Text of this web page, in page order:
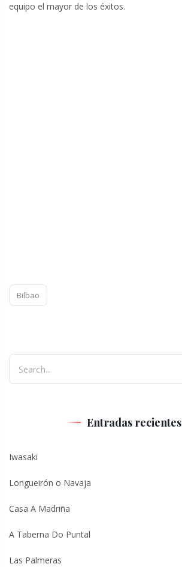
equipo el mayor de los éxitos.
Bilbao
Entradas recientes
Iwasaki
Longueirón o Navaja
Casa A Madriña
A Taberna Do Puntal
Las Palmeras